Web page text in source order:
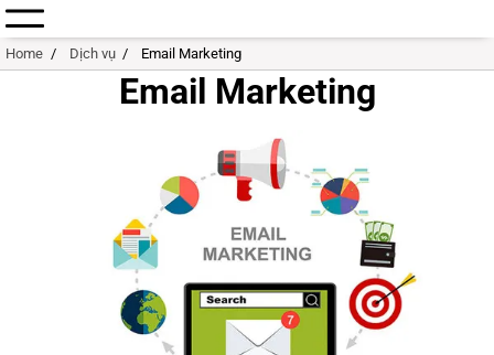
Home Dịch vụ Email Marketing
Email Marketing